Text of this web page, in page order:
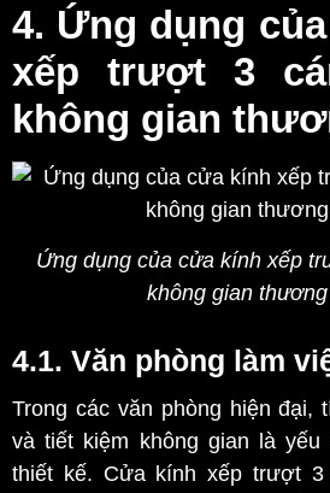
4. Ứng dụng
xếp trượt 3
không gian
Ứng dụng của cửa kính xếp
không gian
4.1. Văn phòng làm
Trong các văn phòng hiện đại,
và tiết kiệm không gian là yếu
thiết kế. Cửa kính xếp trượt